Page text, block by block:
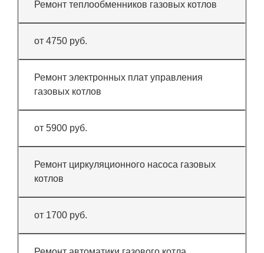
Ремонт теплообменников газовых котлов
от 4750 руб.
Ремонт электронных плат управления
газовых котлов
от 5900 руб.
Ремонт циркуляционного насоса газовых
котлов
от 1700 руб.